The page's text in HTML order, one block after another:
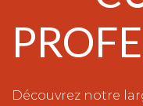
Découvrez notre